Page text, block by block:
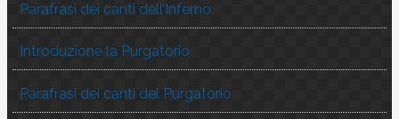
Parafrasi dei canti dell’Inferno
Introduzione la Purgatorio
Parafrasi dei canti del Purgatorio